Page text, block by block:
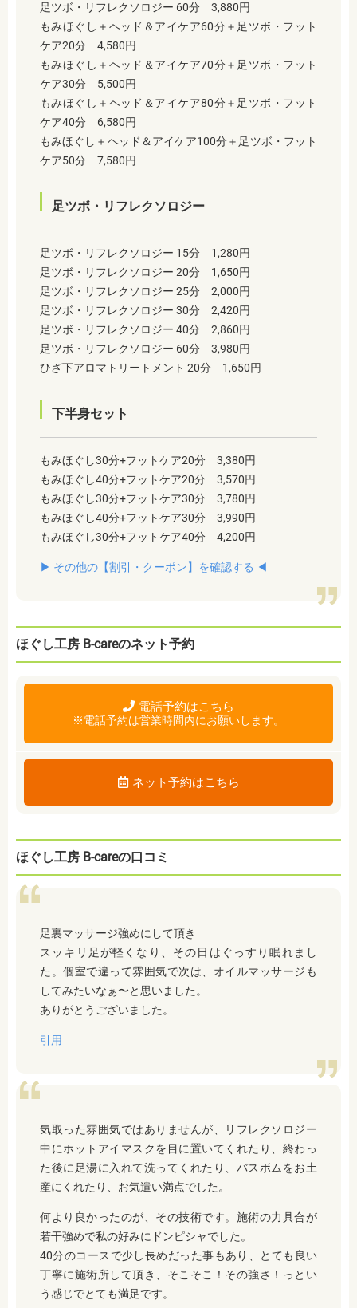
足ツボ・リフレクソロジー 60分 3,880円
もみほぐし＋ヘッド＆アイケア60分＋足ツボ・フット
ケア20分 4,580円
もみほぐし＋ヘッド＆アイケア70分＋足ツボ・フット
ケア30分 5,500円
もみほぐし＋ヘッド＆アイケア80分＋足ツボ・フット
ケア40分 6,580円
もみほぐし＋ヘッド＆アイケア100分＋足ツボ・フット
ケア50分 7,580円
足ツボ・リフレクソロジー
足ツボ・リフレクソロジー 15分 1,280円
足ツボ・リフレクソロジー 20分 1,650円
足ツボ・リフレクソロジー 25分 2,000円
足ツボ・リフレクソロジー 30分 2,420円
足ツボ・リフレクソロジー 40分 2,860円
足ツボ・リフレクソロジー 60分 3,980円
ひざ下アロマトリートメント 20分 1,650円
下半身セット
もみほぐし30分+フットケア20分 3,380円
もみほぐし40分+フットケア20分 3,570円
もみほぐし30分+フットケア30分 3,780円
もみほぐし40分+フットケア30分 3,990円
もみほぐし30分+フットケア40分 4,200円
▶︎ その他の【割引・クーポン】を確認する ◀︎
ほぐし工房 B-careのネット予約
電話予約はこちら
※電話予約は営業時間内にお願いします。
ネット予約はこちら
ほぐし工房 B-careの口コミ
足裏マッサージ強めにして頂き
スッキリ足が軽くなり、その日はぐっすり眠れまし
た。個室で違って雰囲気で次は、オイルマッサージも
してみたいなぁ〜と思いました。
ありがとうございました。
引用
気取った雰囲気ではありませんが、リフレクソロジー
中にホットアイマスクを目に置いてくれたり、終わっ
た後に足湯に入れて洗ってくれたり、バスボムをお土
産にくれたり、お気遣い満点でした。
何より良かったのが、その技術です。施術の力具合が
若干強めで私の好みにドンピシャでした。
40分のコースで少し長めだった事もあり、とても良い
丁寧に施術所して頂き、そこそこ！その強さ！っとい
う感じでとても満足です。